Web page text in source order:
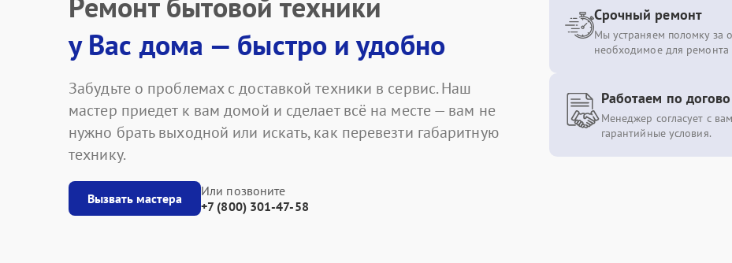
у Вас дома — быстро и удобно
Забудьте о проблемах с доставкой техники в сервис. Наш
мастер приедет к вам домой и сделает всё на месте — вам не
нужно брать выходной или искать, как перевезти габаритную
технику.
Вызвать мастера
Или позвоните
+7 (800) 301-47-58
Срочный ремонт
Мы устраняем поломку за
необходимое для
Работаем по
Менеджер согласует с
гарантийные условия.